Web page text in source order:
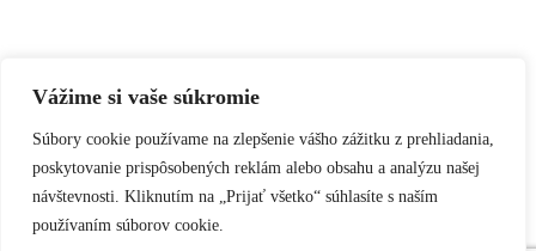
Vážime si vaše súkromie
Súbory cookie používame na zlepšenie vášho zážitku z prehliadania,
poskytovanie prispôsobených reklám alebo obsahu a analýzu našej
návštevnosti. Kliknutím na „Prijať všetko“ súhlasíte s naším
používaním súborov cookie.